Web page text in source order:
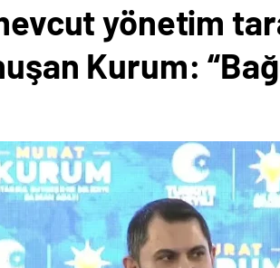
yönetim
Kurum: